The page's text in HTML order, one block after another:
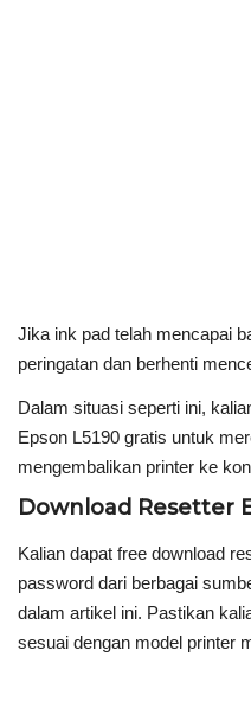
Jika ink pad telah mencapai
peringatan dan berhenti
Dalam situasi seperti ini,
Epson L5190 gratis untuk
mengembalikan printer ke
Download Resetter
Kalian dapat free download
password dari berbagai
dalam artikel ini. Pastikan
sesuai dengan model printer